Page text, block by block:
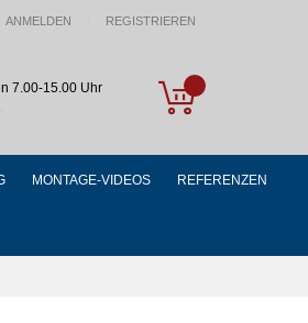
ANMELDEN REGISTRIEREN
My Cart
7.00-15.00 Uhr
MONTAGE-VIDEOS REFERENZEN